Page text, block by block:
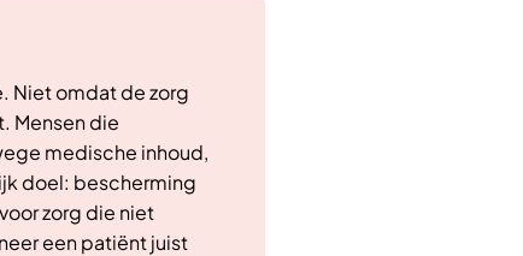
Niet omdat de zorg
Mensen die
medische inhoud,
doel: bescherming
zorg die niet
een patiënt juist